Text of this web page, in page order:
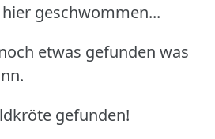
geschwommen...
etwas gefunden was
gefunden!